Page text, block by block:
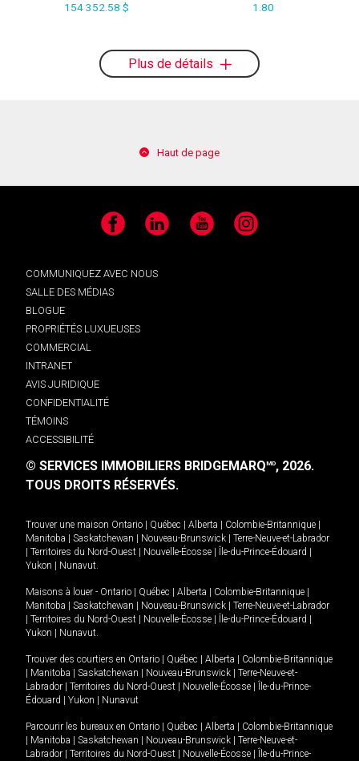
154 352.58 $ 1.80
Plus de détails
Haut de page
Facebook LinkedIn YouTube Instagram
COMMUNIQUEZ AVEC NOUS
SALLE DES MÉDIAS
BLOGUE
PROPRIÉTÉS LUXUEUSES
COMMERCIAL
INTRANET
AVIS JURIDIQUE
CONFIDENTIALITÉ
TÉMOINS
ACCESSIBILITÉ
© SERVICES IMMOBILIERS BRIDGEMARQMD, 2026.
TOUS DROITS RÉSERVÉS.
Trouver une maison Ontario Québec Alberta Colombie-Britannique
Manitoba
Saskatchewan Nouveau-Brunswick
Terre-Neuve-et-Labrador
Territoires du Nord-Ouest Nouvelle-Écosse Île-du-Prince-Édouard
Yukon
Nunavut.
Maisons à louer - Ontario Québec Alberta Colombie-Britannique
Manitoba
Saskatchewan Nouveau-Brunswick
Terre-Neuve-et-Labrador
Territoires du Nord-Ouest Nouvelle-Écosse Île-du-Prince-Édouard
Yukon
Nunavut.
Trouver des courtiers en Ontario Québec Alberta
Colombie-Britannique
Manitoba Saskatchewan Nouveau-Brunswick
Terre-Neuve-et-
Labrador
Territoires du Nord-Ouest Nouvelle-Écosse
Île-du-Prince-
Édouard
Yukon Nunavut
Parcourir les bureaux en Ontario Québec Alberta
Colombie-Britannique
Manitoba Saskatchewan Nouveau-Brunswick
Terre-Neuve-et-
Labrador
Territoires du Nord-Ouest Nouvelle-Écosse
Île-du-Prince-